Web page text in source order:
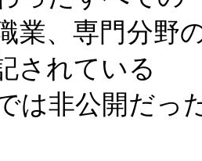
業、専門分野
されている
は非公開だっ